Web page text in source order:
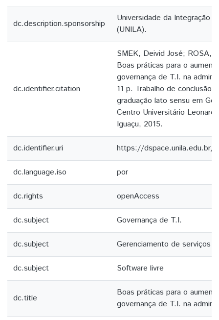
dc.description.sponsorship
Universidade da Integração
(UNILA).
dc.identifier.citation
SMEK, Deivid José; ROSA,
Boas práticas para o
governança de T.I. na
11 p. Trabalho de conclusão
graduação lato sensu em
Centro Universitário
Iguaçu, 2015.
dc.identifier.uri https://dspace.unila.edu.br/
dc.language.iso por
dc.rights openAccess
dc.subject Governança de T.I.
dc.subject Gerenciamento de serviços
dc.subject Software livre
dc.title
Boas práticas para o
governança de T.I. na